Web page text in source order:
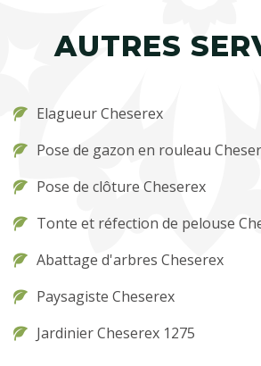
AUTRES
Elagueur Cheserex
Pose de gazon en rouleau
Pose de clôture Cheserex
Tonte et réfection de pelouse
Abattage d'arbres Cheserex
Paysagiste Cheserex
Jardinier Cheserex 1275